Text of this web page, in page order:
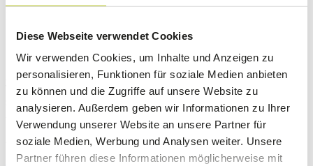
Diese Webseite verwendet Cookies
Wir verwenden Cookies, um Inhalte und Anzeigen zu
personalisieren, Funktionen für soziale Medien anbieten
zu können und die Zugriffe auf unsere Website zu
analysieren. Außerdem geben wir Informationen zu Ihrer
Verwendung unserer Website an unsere Partner für
soziale Medien, Werbung und Analysen weiter. Unsere
Partner führen diese Informationen möglicherweise mit
Mittwoch, 18. Oktober 2023, 14:00 bis 15:00 Uhr
Freitag, 27. Oktober 2023, 14:00 bis 15:00 Uhr
Alle Informationen finden Interessierte aufmeet.medatixx.de. Die
Teilnahmelinks werden dort rechtzeitig veröffentlicht. Es handelt
sich um eine kostenfreie Online-Veranstaltung. Eine gesonderte
Anmeldung ist nicht notwendig.
Alles Grundlegende zum eRezept auf dip